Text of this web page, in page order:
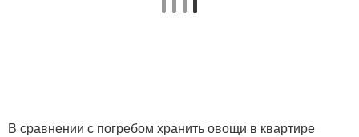
В сравнении с погребом хранить овощи в квартире